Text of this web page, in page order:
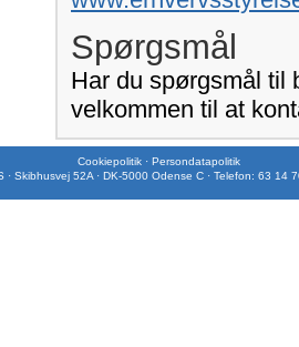
Spørgsmål
Har du spørgsmål til
velkommen til at
Cookiepolitik · Persondatapolitik
Skibhusvej 52A · DK-5000 Odense C · Telefon: 63 14